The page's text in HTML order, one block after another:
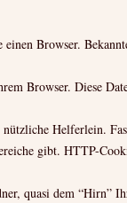
Browser.
Browser. Diese
Helferlein.
gibt. HTTP-
quasi dem “Hirn”